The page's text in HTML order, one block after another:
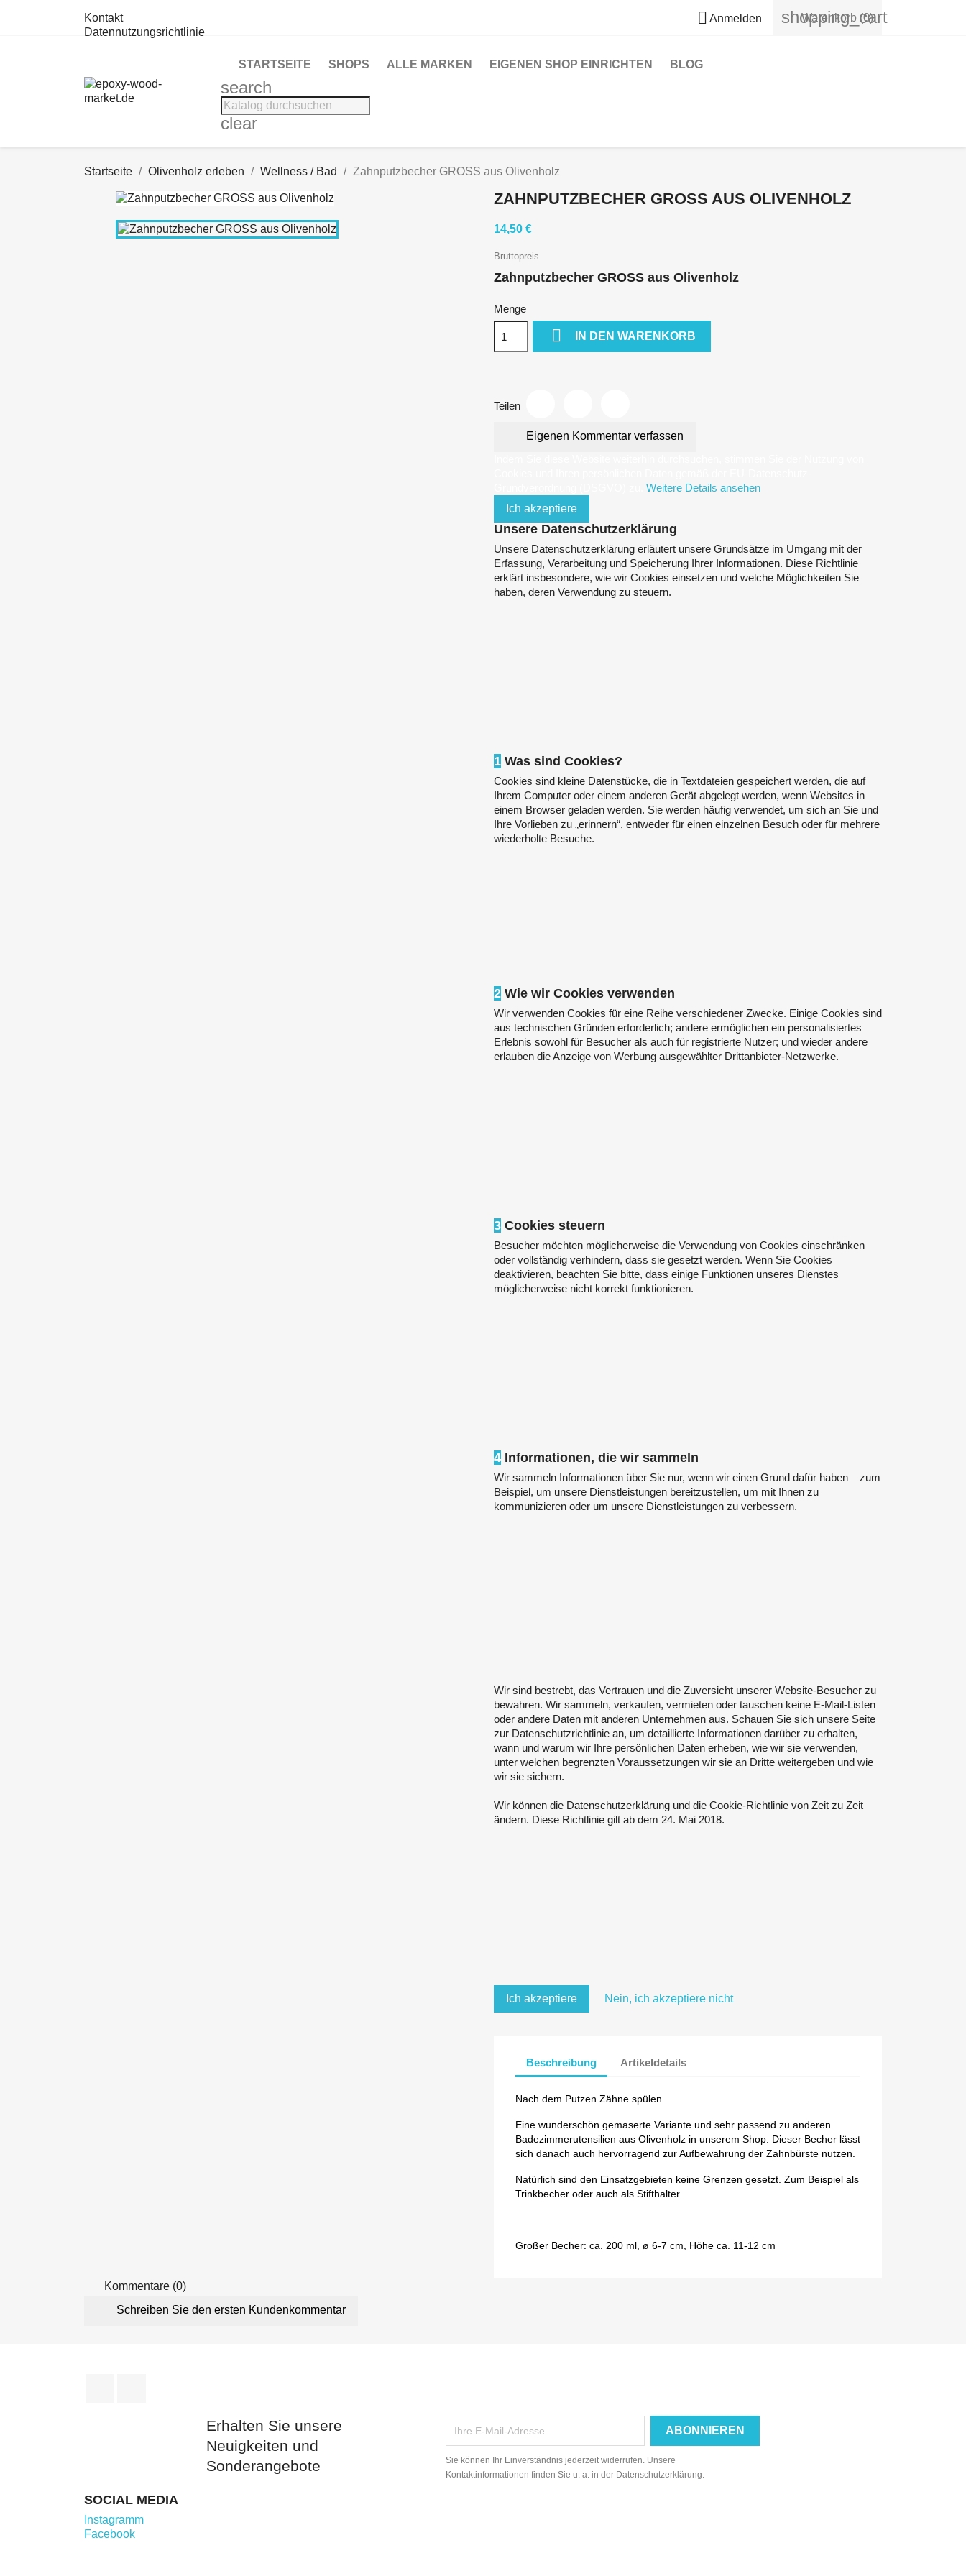
Kontakt
Datennutzungsrichtlinie
 Anmelden shopping_cart
Warenkorb (0)
STARTSEITE SHOPS ALLE MARKEN EIGENEN SHOP EINRICHTEN BLOG
search
clear
Startseite Olivenholz erleben Wellness / Bad Zahnputzbecher GROSS aus Olivenholz
ZAHNPUTZBECHER GROSS AUS OLIVENHOLZ
14,50 €
Bruttopreis
Zahnputzbecher GROSS aus Olivenholz
Menge
 IN DEN WARENKORB
Teilen
Eigenen Kommentar verfassen
Weitere Details ansehen
Ich akzeptiere
Unsere Datenschutzerklärung
Unsere Datenschutzerklärung erläutert unsere Grundsätze im Umgang mit der
Erfassung, Verarbeitung und Speicherung Ihrer Informationen. Diese Richtlinie
erklärt insbesondere, wie wir Cookies einsetzen und welche Möglichkeiten Sie
haben, deren Verwendung zu steuern.
1 Was sind Cookies?
Cookies sind kleine Datenstücke, die in Textdateien gespeichert werden, die auf
Ihrem Computer oder einem anderen Gerät abgelegt werden, wenn Websites in
einem Browser geladen werden. Sie werden häufig verwendet, um sich an Sie und
Ihre Vorlieben zu „erinnern“, entweder für einen einzelnen Besuch oder für mehrere
wiederholte Besuche.
2 Wie wir Cookies verwenden
Wir verwenden Cookies für eine Reihe verschiedener Zwecke. Einige Cookies sind
aus technischen Gründen erforderlich; andere ermöglichen ein personalisiertes
Erlebnis sowohl für Besucher als auch für registrierte Nutzer; und wieder andere
erlauben die Anzeige von Werbung ausgewählter Drittanbieter-Netzwerke.
3 Cookies steuern
Besucher möchten möglicherweise die Verwendung von Cookies einschränken
oder vollständig verhindern, dass sie gesetzt werden. Wenn Sie Cookies
deaktivieren, beachten Sie bitte, dass einige Funktionen unseres Dienstes
möglicherweise nicht korrekt funktionieren.
4 Informationen, die wir sammeln
Wir sammeln Informationen über Sie nur, wenn wir einen Grund dafür haben – zum
Beispiel, um unsere Dienstleistungen bereitzustellen, um mit Ihnen zu
kommunizieren oder um unsere Dienstleistungen zu verbessern.
Wir sind bestrebt, das Vertrauen und die Zuversicht unserer Website-Besucher zu
bewahren. Wir sammeln, verkaufen, vermieten oder tauschen keine E-Mail-Listen
oder andere Daten mit anderen Unternehmen aus. Schauen Sie sich unsere Seite
zur Datenschutzrichtlinie an, um detaillierte Informationen darüber zu erhalten,
wann und warum wir Ihre persönlichen Daten erheben, wie wir sie verwenden,
unter welchen begrenzten Voraussetzungen wir sie an Dritte weitergeben und wie
wir sie sichern.
Wir können die Datenschutzerklärung und die Cookie-Richtlinie von Zeit zu Zeit
ändern. Diese Richtlinie gilt ab dem 24. Mai 2018.
Ich akzeptiere Nein, ich akzeptiere nicht
Beschreibung Artikeldetails
Nach dem Putzen Zähne spülen...
Eine wunderschön gemaserte Variante und sehr passend zu anderen
Badezimmerutensilien aus Olivenholz in unserem Shop. Dieser Becher lässt
sich danach auch hervorragend zur Aufbewahrung der Zahnbürste nutzen.
Natürlich sind den Einsatzgebieten keine Grenzen gesetzt. Zum Beispiel als
Trinkbecher oder auch als Stifthalter...
Großer Becher: ca. 200 ml, ø 6-7 cm, Höhe ca. 11-12 cm
Kommentare (0)
Schreiben Sie den ersten Kundenkommentar
Erhalten Sie unsere
Neuigkeiten und
Sonderangebote
Sie können Ihr Einverständnis jederzeit widerrufen. Unsere
Kontaktinformationen finden Sie u. a. in der Datenschutzerklärung.
SOCIAL MEDIA
Instagramm
Facebook